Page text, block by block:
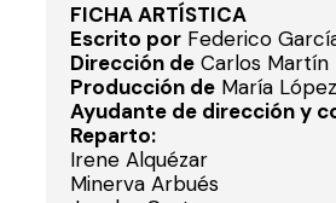
FICHA ARTÍSTICA
Escrito por Federico
Dirección de Carlos Martín
Producción de María
Ayudante de dirección y
Reparto:
Irene Alquézar
Minerva Arbués